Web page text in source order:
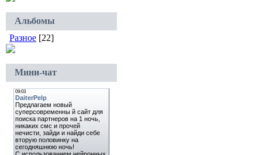
Альбомы
Разное [22]
Мини-чат